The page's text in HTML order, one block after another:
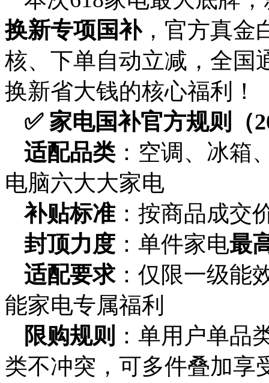
换新专项国补，官方真金
核、下单自动立减，全国
换新省大钱的核心福利！
✅ 家电国补官方规则（
适配品类 ：空调、冰箱
电脑六大大家电
补贴标准：按商品成交
封顶力度 ：单件家电最
适配要求：仅限一级能
能家电专属福利
限购规则 ：单用户单品
类不冲突，可多件叠加享